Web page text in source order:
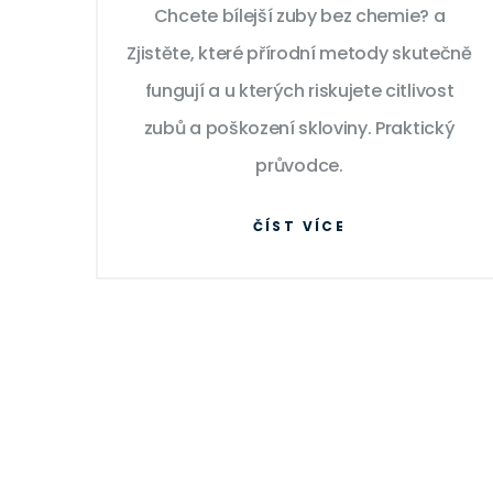
Chcete bílejší zuby bez chemie? a
Zjistěte, které přírodní metody skutečně
fungují a u kterých riskujete citlivost
zubů a poškození skloviny. Praktický
průvodce.
ČÍST VÍCE